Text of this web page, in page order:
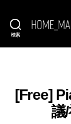
検索
[Free]
議